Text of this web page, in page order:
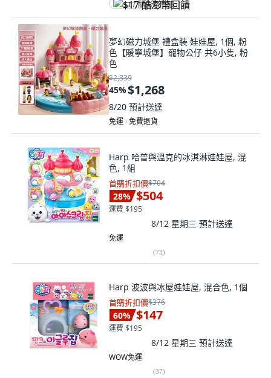
$17 酷澎幣回饋
夢幻磁力城堡 禮盒裝 娃娃屋, 1個, 粉
色【暖寧城堡】寵物公仔 共6小隻, 粉
色
$2,339
45%$1,268
8/20 預計送達
免運 ∙ 免費退貨
Harp 哈普與溫克的冰淇淋娃娃屋, 混
色, 1組
首購折扣價$704
28% $504
運費 $195
8/12 星期三 預計送達
免運
(73)
Harp 波波與冰屋娃娃屋, 混合色, 1個
首購折扣價$376
60% $147
運費 $195
8/12 星期三 預計送達
WOW免運
(37)